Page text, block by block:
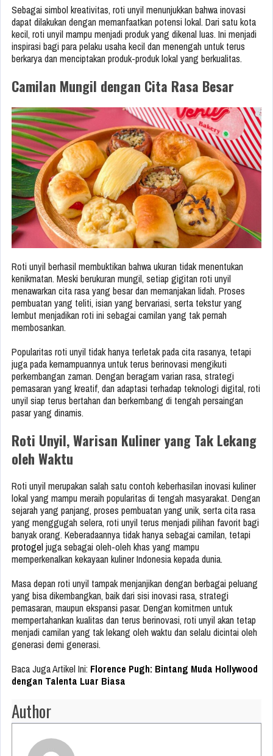
Sebagai simbol kreativitas, roti unyil menunjukkan bahwa inovasi
dapat dilakukan dengan memanfaatkan potensi lokal. Dari satu kota
kecil, roti unyil mampu menjadi produk yang dikenal luas. Ini menjadi
inspirasi bagi para pelaku usaha kecil dan menengah untuk terus
berkarya dan menciptakan produk-produk lokal yang berkualitas.
Camilan Mungil dengan Cita Rasa Besar
Roti unyil berhasil membuktikan bahwa ukuran tidak menentukan
kenikmatan. Meski berukuran mungil, setiap gigitan roti unyil
menawarkan cita rasa yang besar dan memanjakan lidah. Proses
pembuatan yang teliti, isian yang bervariasi, serta tekstur yang
lembut menjadikan roti ini sebagai camilan yang tak pernah
membosankan.
Popularitas roti unyil tidak hanya terletak pada cita rasanya, tetapi
juga pada kemampuannya untuk terus berinovasi mengikuti
perkembangan zaman. Dengan beragam varian rasa, strategi
pemasaran yang kreatif, dan adaptasi terhadap teknologi digital, roti
unyil siap terus bertahan dan berkembang di tengah persaingan
pasar yang dinamis.
Roti Unyil, Warisan Kuliner yang Tak Lekang
oleh Waktu
Roti unyil merupakan salah satu contoh keberhasilan inovasi kuliner
lokal yang mampu meraih popularitas di tengah masyarakat. Dengan
sejarah yang panjang, proses pembuatan yang unik, serta cita rasa
yang menggugah selera, roti unyil terus menjadi pilihan favorit bagi
banyak orang. Keberadaannya tidak hanya sebagai camilan, tetapi
protogeljuga sebagai oleh-oleh khas yang mampu
memperkenalkan kekayaan kuliner Indonesia kepada dunia.
Masa depan roti unyil tampak menjanjikan dengan berbagai peluang
yang bisa dikembangkan, baik dari sisi inovasi rasa, strategi
pemasaran, maupun ekspansi pasar. Dengan komitmen untuk
mempertahankan kualitas dan terus berinovasi, roti unyil akan tetap
menjadi camilan yang tak lekang oleh waktu dan selalu dicintai oleh
generasi demi generasi.
Baca Juga Artikel Ini: Florence Pugh: Bintang Muda Hollywood
dengan Talenta Luar Biasa
Author